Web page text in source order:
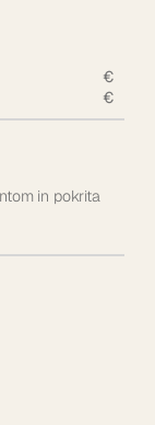
€
€
in pokrita